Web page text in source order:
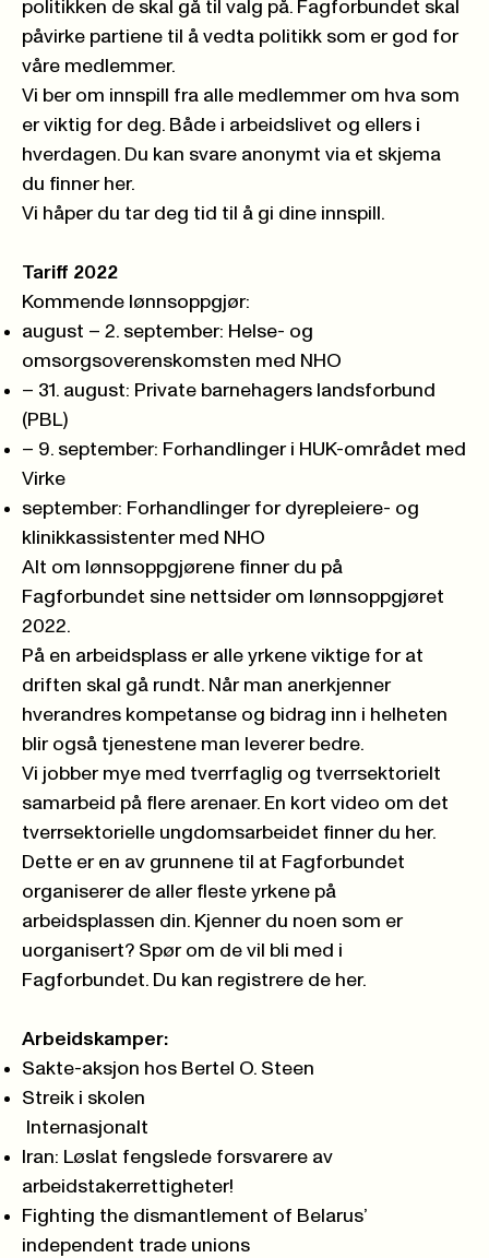
politikken de skal gå til valg på. Fagforbundet skal
påvirke partiene til å vedta politikk som er god for
våre medlemmer.
Vi ber om innspill fra alle medlemmer om hva som
er viktig for deg. Både i arbeidslivet og ellers i
hverdagen. Du kan svare anonymt via et skjema
du finner her.
Vi håper du tar deg tid til å gi dine innspill.
Tariff 2022
Kommende lønnsoppgjør:
august – 2. september: Helse- og
omsorgsoverenskomsten med NHO
– 31. august: Private barnehagers landsforbund
(PBL)
– 9. september: Forhandlinger i HUK-området med
Virke
september: Forhandlinger for dyrepleiere- og
klinikkassistenter med NHO
Alt om lønnsoppgjørene finner du på
Fagforbundet sine nettsider om lønnsoppgjøret
2022.
På en arbeidsplass er alle yrkene viktige for at
driften skal gå rundt. Når man anerkjenner
hverandres kompetanse og bidrag inn i helheten
blir også tjenestene man leverer bedre.
Vi jobber mye med tverrfaglig og tverrsektorielt
samarbeid på flere arenaer. En kort video om det
tverrsektorielle ungdomsarbeidet finner du her.
Dette er en av grunnene til at Fagforbundet
organiserer de aller fleste yrkene på
arbeidsplassen din. Kjenner du noen som er
uorganisert? Spør om de vil bli med i
Fagforbundet. Du kan registrere de her.
Arbeidskamper:
Sakte-aksjon hos Bertel O. Steen
Streik i skolen
Internasjonalt
Iran: Løslat fengslede forsvarere av
arbeidstakerrettigheter!
Fighting the dismantlement of Belarus’
independent trade unions